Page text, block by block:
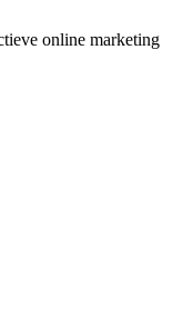
online marketing